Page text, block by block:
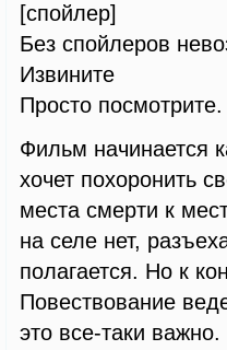
[спойлер]
Без спойлеров
Извините
Просто посмотрите.
Фильм начинается
хочет похоронить
места смерти к
на селе нет,
полагается. Но к
Повествование
это все-таки важно.